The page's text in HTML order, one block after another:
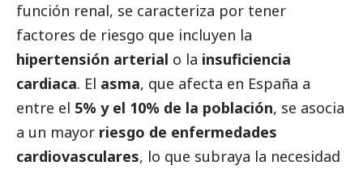
función renal, se caracteriza por tener
factores de riesgo que incluyen la
hipertensión arterial o la insuficiencia
cardiaca. El asma, que afecta en España a
entre el 5% y el 10% de la población, se asocia
a un mayor riesgo de enfermedades
cardiovasculares, lo que subraya la necesidad